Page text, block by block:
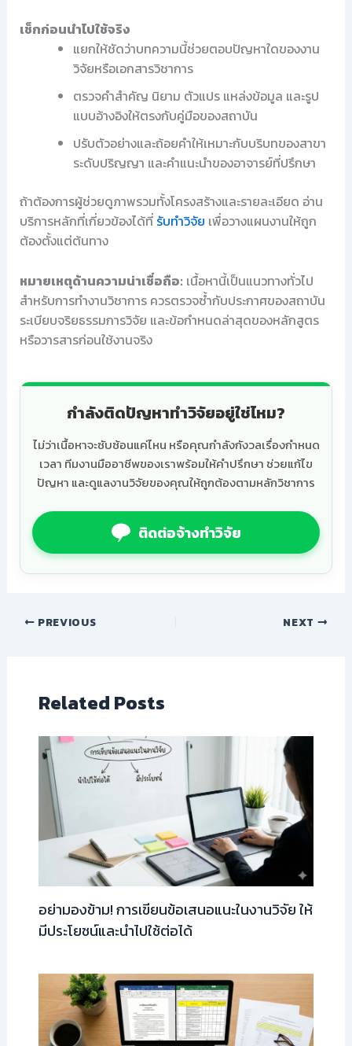
เช็กก่อนนำไปใช้จริง
แยกให้ชัดว่าบทความนี้ช่วยตอบปัญหาใดของงาน
วิจัยหรือเอกสารวิชาการ
ตรวจคำสำคัญ นิยาม ตัวแปร แหล่งข้อมูล และรูป
แบบอ้างอิงให้ตรงกับคู่มือของสถาบัน
ปรับตัวอย่างและถ้อยคำให้เหมาะกับบริบทของสาขา
ระดับปริญญา และคำแนะนำของอาจารย์ที่ปรึกษา
ถ้าต้องการผู้ช่วยดูภาพรวมทั้งโครงสร้างและรายละเอียด อ่าน
บริการหลักที่เกี่ยวข้องได้ที่ รับทำวิจัย เพื่อวางแผนงานให้ถูก
ต้องตั้งแต่ต้นทาง
หมายเหตุด้านความน่าเชื่อถือ: เนื้อหานี้เป็นแนวทางทั่วไป
สำหรับการทำงานวิชาการ ควรตรวจซ้ำกับประกาศของสถาบัน
ระเบียบจริยธรรมการวิจัย และข้อกำหนดล่าสุดของหลักสูตร
หรือวารสารก่อนใช้งานจริง
กำลังติดปัญหาทำวิจัยอยู่ใช่ไหม?
ไม่ว่าเนื้อหาจะซับซ้อนแค่ไหน หรือคุณกำลังกังวลเรื่องกำหนด
เวลา ทีมงานมืออาชีพของเราพร้อมให้คำปรึกษา ช่วยแก้ไข
ปัญหา และดูแลงานวิจัยของคุณให้ถูกต้องตามหลักวิชาการ
ติดต่อจ้างทำวิจัย
PREVIOUS NEXT
Related Posts
อย่ามองข้าม! การเขียนข้อเสนอแนะในงานวิจัย ให้
มีประโยชน์และนำไปใช้ต่อได้